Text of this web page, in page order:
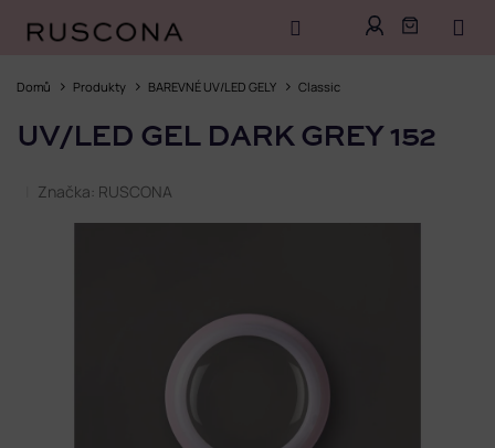
Domů Produkty BAREVNÉ UV/LED GELY Classic
UV/LED GEL DARK GREY 152
Značka: RUSCONA